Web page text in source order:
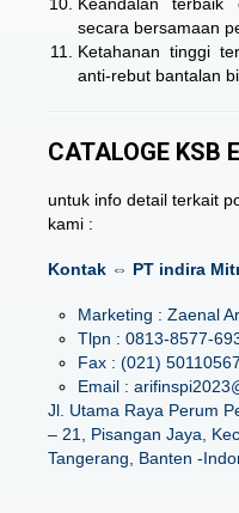
secara bersamaan
Ketahanan tinggi
anti-rebut bantalan
CATALOGE KSB
untuk info detail terkait
kami :
Kontak ⇔ PT indira
Marketing : Zaenal
Tlpn : 0813-8577-
Fax : (021) 50110567
Email :
Jl. Utama Raya Perum
– 21, Pisangan Jaya,
Tangerang, Banten -